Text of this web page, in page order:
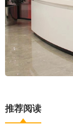
推荐阅读